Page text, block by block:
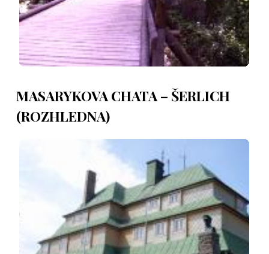
MASARYKOVA CHATA – ŠERLICH
(ROZHLEDNA)